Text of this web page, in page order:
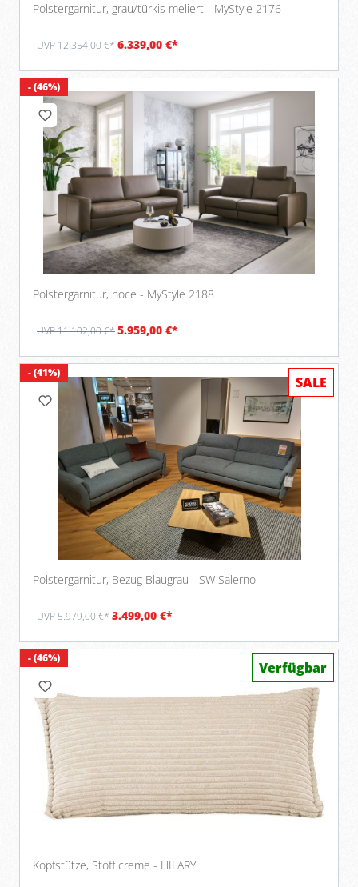
Polstergarnitur, grau/türkis meliert - MyStyle 2176
UVP 12.354,00 €*6.339,00 €*
- (46%)
Polstergarnitur, noce - MyStyle 2188
UVP 11.102,00 €*5.959,00 €*
- (41%)
Polstergarnitur, Bezug Blaugrau - SW Salerno
UVP 5.979,00 €*3.499,00 €*
SALE
- (46%)
Kopfstütze, Stoff creme - HILARY
Verfügbar